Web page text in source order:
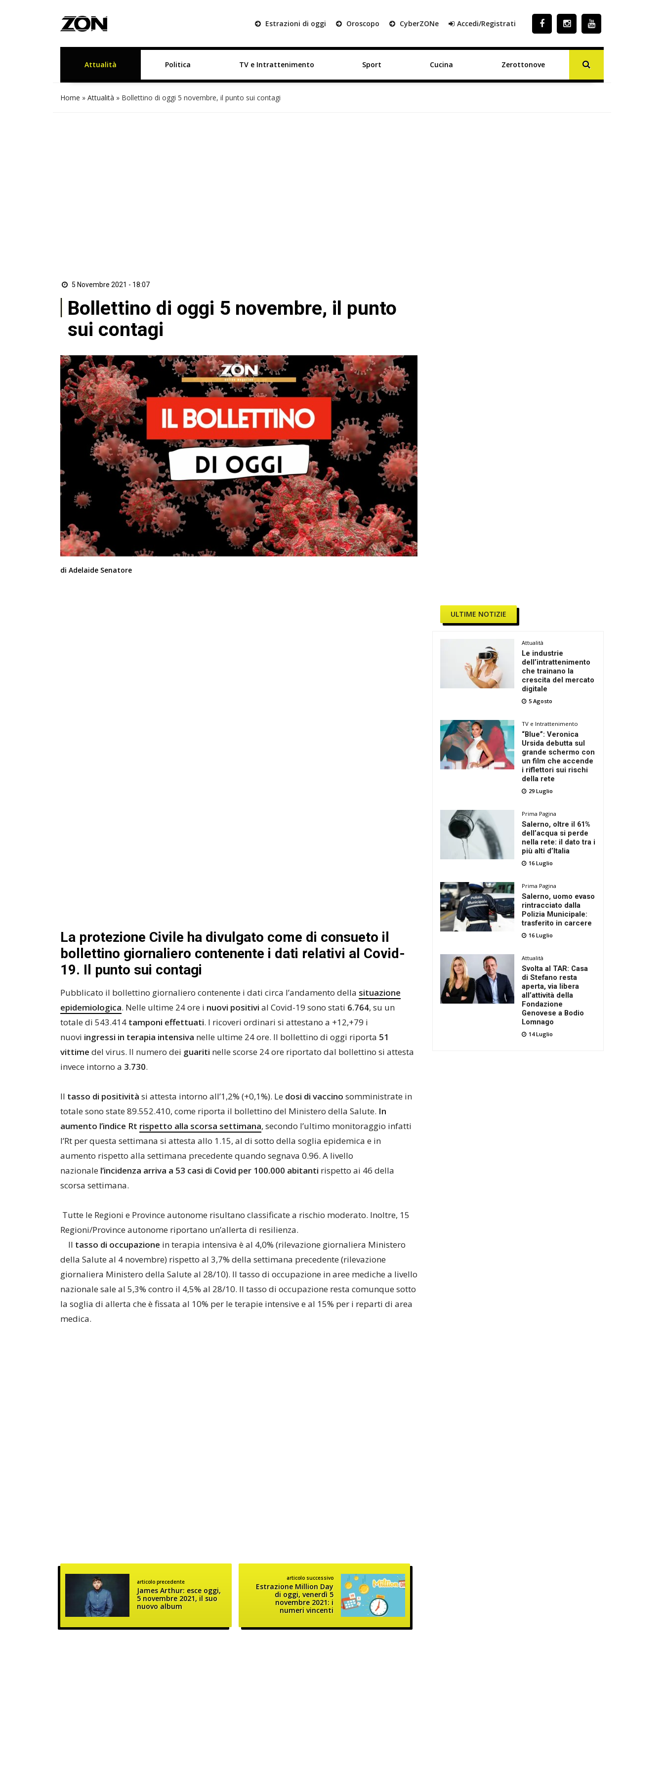
Estrazioni di oggi Oroscopo CyberZONe Accedi/Registrati
Attualità Politica TV e Intrattenimento Sport Cucina Zerottonove
Home » Attualità » Bollettino di oggi 5 novembre, il punto sui contagi
5 Novembre 2021 - 18:07
Bollettino di oggi 5 novembre, il punto
sui contagi
di Adelaide Senatore
La protezione Civile ha divulgato come di consueto il
bollettino giornaliero contenente i dati relativi al Covid-
19. Il punto sui contagi
Pubblicato il bollettino giornaliero contenente i dati circa l’andamento della situazione
epidemiologica. Nelle ultime 24 ore i nuovi positivi al Covid-19 sono stati 6.764, su un
totale di 543.414 tamponi effettuati. I ricoveri ordinari si attestano a +12,+79 i
nuovi ingressi in terapia intensiva nelle ultime 24 ore. Il bollettino di oggi riporta 51
vittime del virus. Il numero dei guariti nelle scorse 24 ore riportato dal bollettino si attesta
invece intorno a 3.730.
Il tasso di positività si attesta intorno all’1,2% (+0,1%). Le dosi di vaccino somministrate in
totale sono state 89.552.410, come riporta il bollettino del Ministero della Salute. In
aumento l’indice Rt rispetto alla scorsa settimana, secondo l’ultimo monitoraggio infatti
l’Rt per questa settimana si attesta allo 1.15, al di sotto della soglia epidemica e in
aumento rispetto alla settimana precedente quando segnava 0.96. A livello
nazionale l’incidenza arriva a 53 casi di Covid per 100.000 abitanti rispetto ai 46 della
scorsa settimana.
Tutte le Regioni e Province autonome risultano classificate a rischio moderato. Inoltre, 15
Regioni/Province autonome riportano un’allerta di resilienza.
Il tasso di occupazione in terapia intensiva è al 4,0% (rilevazione giornaliera Ministero
della Salute al 4 novembre) rispetto al 3,7% della settimana precedente (rilevazione
giornaliera Ministero della Salute al 28/10). Il tasso di occupazione in aree mediche a livello
nazionale sale al 5,3% contro il 4,5% al 28/10. Il tasso di occupazione resta comunque sotto
la soglia di allerta che è fissata al 10% per le terapie intensive e al 15% per i reparti di area
medica.
articolo precedente
James Arthur: esce oggi,
5 novembre 2021, il suo
nuovo album
articolo successivo
Estrazione Million Day
di oggi, venerdì 5
novembre 2021: i
numeri vincenti
ULTIME NOTIZIE
Attualità
Le industrie
dell’intrattenimento
che trainano la
crescita del mercato
digitale
5 Agosto
TV e Intrattenimento
“Blue”: Veronica
Ursida debutta sul
grande schermo con
un film che accende
i riflettori sui rischi
della rete
29 Luglio
Prima Pagina
Salerno, oltre il 61%
dell’acqua si perde
nella rete: il dato tra i
più alti d’Italia
16 Luglio
Prima Pagina
Salerno, uomo evaso
rintracciato dalla
Polizia Municipale:
trasferito in carcere
16 Luglio
Attualità
Svolta al TAR: Casa
di Stefano resta
aperta, via libera
all’attività della
Fondazione
Genovese a Bodio
Lomnago
14 Luglio